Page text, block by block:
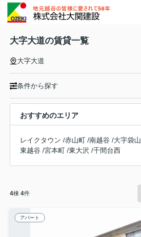
大字大道の賃貸一覧
大字大道
条件から探す
おすすめのエリア
レイクタウン /赤山町 /南越谷 /大字袋山
東越谷 /宮本町 /東大沢 /千間台西
4棟 4件
アパート